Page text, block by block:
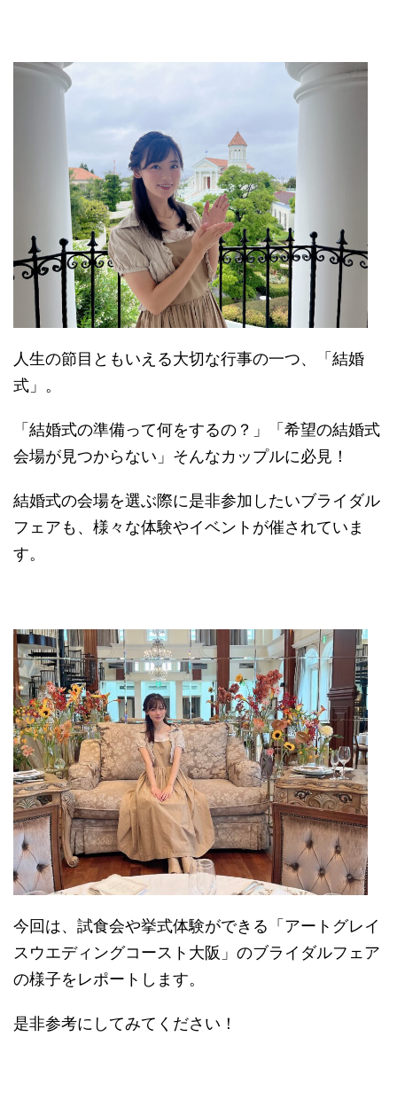
人生の節目ともいえる大切な行事の一つ、「結婚
式」。
「結婚式の準備って何をするの？」「希望の結婚式
会場が見つからない」そんなカップルに必見！
結婚式の会場を選ぶ際に是非参加したいブライダル
フェアも、様々な体験やイベントが催されていま
す。
今回は、試食会や挙式体験ができる「アートグレイ
スウエディングコースト大阪」のブライダルフェア
の様子をレポートします。
是非参考にしてみてください！